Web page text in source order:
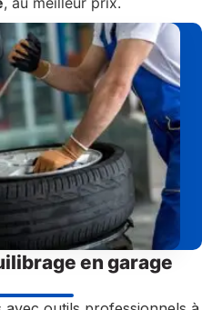
en garage